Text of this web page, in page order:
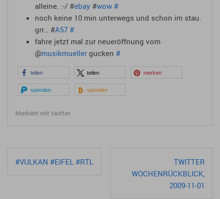
alleine. :-/ #ebay #wow #
noch keine 10 min unterwegs und schon im stau.
grr… #A57 #
fahre jetzt mal zur neueröffnung vom
@musikmueller gucken #
teilen teilen merken
spenden spenden
Markiert mit twitter
Beitragsnavigation
#VULKAN #EIFEL #RTL
TWITTER
WOCHENRÜCKBLICK,
2009-11-01